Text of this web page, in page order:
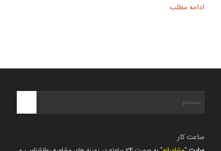
ادامه مطلب
ساعت کار